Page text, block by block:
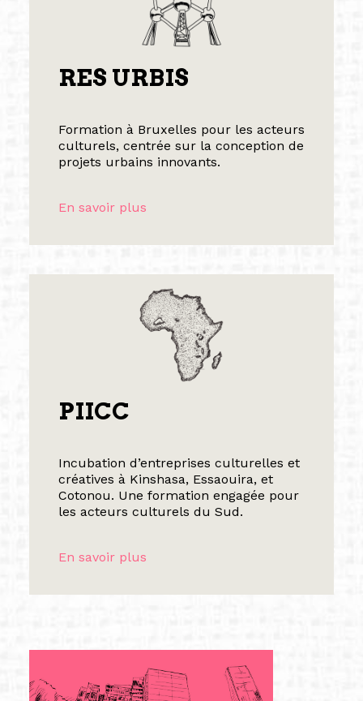
RES URBIS
Formation à Bruxelles pour les acteurs
culturels, centrée sur la conception de
projets urbains innovants.
En savoir plus
PIICC
Incubation d’entreprises culturelles et
créatives à Kinshasa, Essaouira, et
Cotonou. Une formation engagée pour
les acteurs culturels du Sud.
En savoir plus